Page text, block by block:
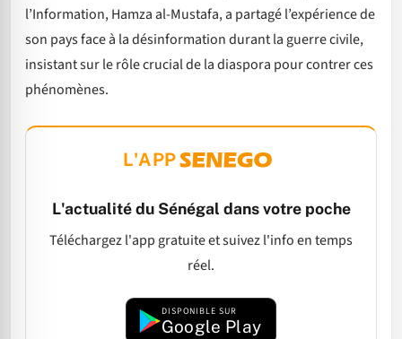
l’Information, Hamza al-Mustafa, a partagé l’expérience de
son pays face à la désinformation durant la guerre civile,
insistant sur le rôle crucial de la diaspora pour contrer ces
phénomènes.
L'APP
L'actualité du Sénégal dans votre poche
Téléchargez l'app gratuite et suivez l'info en temps
réel.
DISPONIBLE SUR
Google Play